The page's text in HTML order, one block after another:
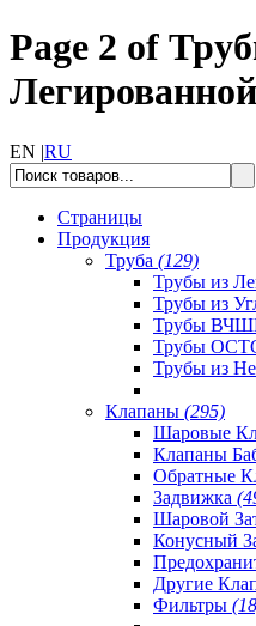
Page 2 of
EN |RU
Страницы
Продукция
Труба (129)
Трубы из
Трубы из
Трубы
Трубы
Трубы из
Клапаны (295)
Шаровые
Клапаны
Обратные
Задвижка
Шаровой
Конусный
Другие
Фильтры